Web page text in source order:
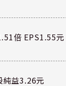
倍 EPS1.55元
純益3.26元